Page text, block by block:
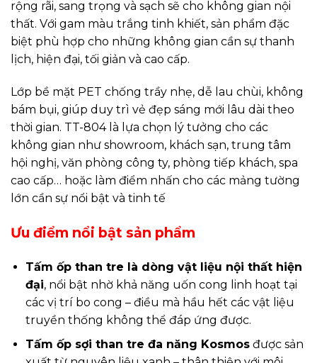
rộng rãi, sang trọng và sạch sẽ cho không gian nội
thất. Với gam màu trắng tinh khiết, sản phẩm đặc
biệt phù hợp cho những không gian cần sự thanh
lịch, hiện đại, tối giản và cao cấp.
Lớp bề mặt PET chống trầy nhẹ, dễ lau chùi, không
bám bụi, giúp duy trì vẻ đẹp sáng mới lâu dài theo
thời gian. TT-804 là lựa chọn lý tưởng cho các
không gian như showroom, khách sạn, trung tâm
hội nghị, văn phòng công ty, phòng tiếp khách, spa
cao cấp… hoặc làm điểm nhấn cho các mảng tường
lớn cần sự nổi bật và tinh tế
Ưu điểm nổi bật sản phẩm
Tấm ốp than tre là dòng vật liệu nội thất hiện
đại, nổi bật nhờ khả năng uốn cong linh hoạt tại
các vị trí bo cong – điều mà hầu hết các vật liệu
truyền thống không thể đáp ứng được.
Tấm ốp sợi than tre đa năng Kosmosđược sản